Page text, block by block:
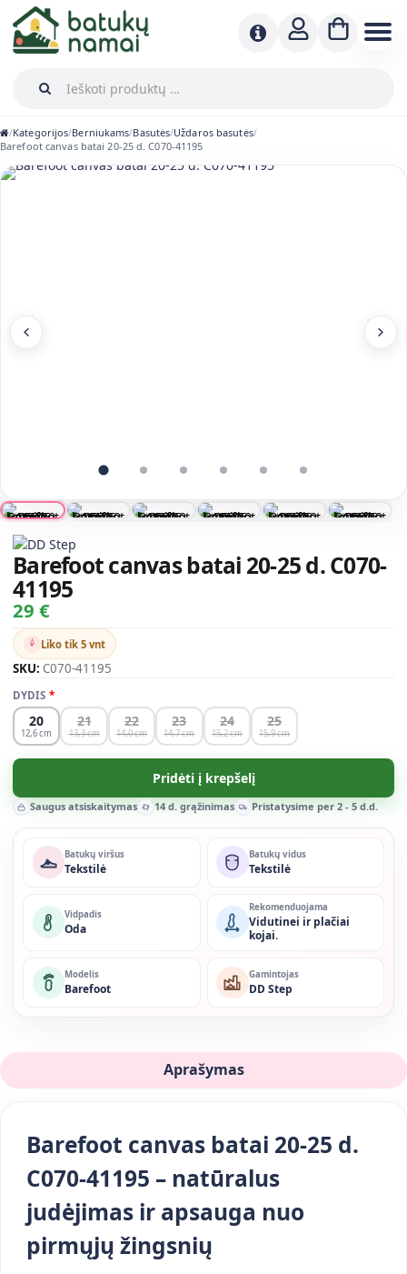
/Kategorijos/Berniukams/Basutės/Uždaros basutės/
Barefoot canvas batai 20-25 d. C070-41195
Barefoot canvas batai 20-25 d. C070-
41195
29 €
Liko tik 5 vnt
SKU: C070-41195
DYDIS
20
12,6
21
13,3
22
14,0
23
14,7
24
15,2
25
15,9
Pridėti į krepšelį
Saugus atsiskaitymas 14 d. grąžinimas Pristatysime per 2 - 5 d.d.
Batukų viršus
Tekstilė
Batukų vidus
Tekstilė
Vidpadis
Oda
Rekomenduojama
Vidutinei ir plačiai
kojai.
Modelis
Barefoot
Gamintojas
DD Step
Aprašymas
Barefoot canvas batai 20-25 d.
C070-41195 – natūralus
judėjimas ir apsauga nuo
pirmųjų žingsnių